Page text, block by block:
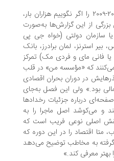
«داستان بحران مالی جهانی سال ۲۰۰۸-۲۰۰۹ را اگر نگوییم هزاران بار،
این گزارش‌ها به‌صورت
دولتی (خواه جی پی
لمان برادرز، بانک
مای و فردی مک) تمرکز
که «مؤسسه من» در قلب
در دوران بحران اقصادی
ولی این فصل به‌جای
گزارش 500 صفحه‌ای درباره جزئیات رخدادها
اصل ماجرا را به
نوعی فریب است که
را در این دوره که
به مخاطب‌ توضیح می‌دهد
کند.»